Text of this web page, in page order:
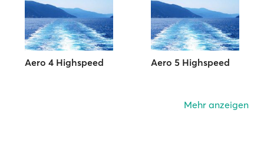
Aero 4 Highspeed Aero 5 Highspeed
Mehr anzeigen